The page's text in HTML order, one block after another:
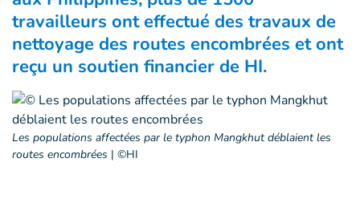
travailleurs ont effectué des travaux de
nettoyage des routes encombrées et ont
reçu un soutien financier de HI.
Les populations affectées par le typhon Mangkhut déblaient les
routes encombrées | ©HI